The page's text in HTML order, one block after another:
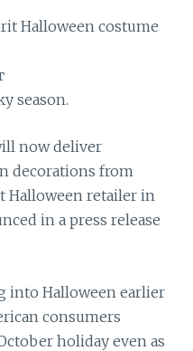
Halloween costume
season.
now deliver
decorations from
Halloween retailer in
in a press release
into Halloween earlier
consumers
holiday even as